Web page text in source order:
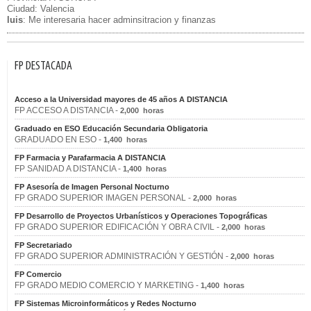
Ciudad: Valencia
luis: Me interesaria hacer adminsitracion y finanzas
FP DESTACADA
Acceso a la Universidad mayores de 45 años A DISTANCIA
FP ACCESO A DISTANCIA - 2,000 horas
Graduado en ESO Educación Secundaria Obligatoria
GRADUADO EN ESO - 1,400 horas
FP Farmacia y Parafarmacia A DISTANCIA
FP SANIDAD A DISTANCIA - 1,400 horas
FP Asesoría de Imagen Personal Nocturno
FP GRADO SUPERIOR IMAGEN PERSONAL - 2,000 horas
FP Desarrollo de Proyectos Urbanísticos y Operaciones Topográficas
FP GRADO SUPERIOR EDIFICACIÓN Y OBRA CIVIL - 2,000 horas
FP Secretariado
FP GRADO SUPERIOR ADMINISTRACIÓN Y GESTIÓN - 2,000 horas
FP Comercio
FP GRADO MEDIO COMERCIO Y MARKETING - 1,400 horas
FP Sistemas Microinformáticos y Redes Nocturno